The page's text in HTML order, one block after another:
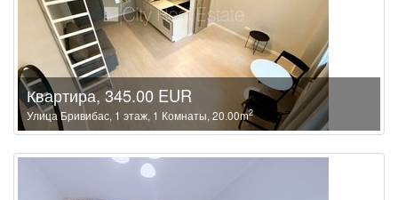
Квартира, 345.00 EUR
Улица Бривибас, 1 этаж, 1 Комнаты, 20.00m2